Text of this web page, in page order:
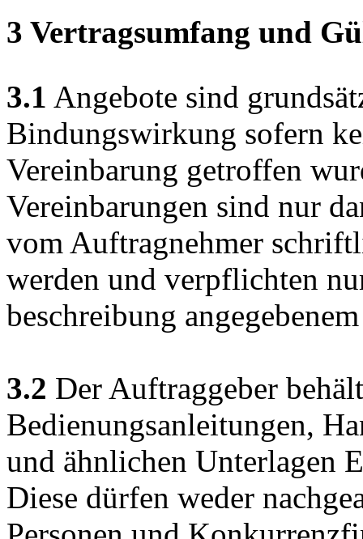
3 Vertragsumfang und
3.1 Angebote sind
Bindungswirkung sofern
Vereinbarung getroffen
Vereinbarungen sind nur
vom Auftragnehmer
werden und verpflichten
beschreibung
3.2 Der Auftraggeber
Bedienungsanleitungen,
und ähnlichen Unterlagen
Diese dürfen weder